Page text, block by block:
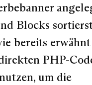
Blocks
bereits
PHP-
um die